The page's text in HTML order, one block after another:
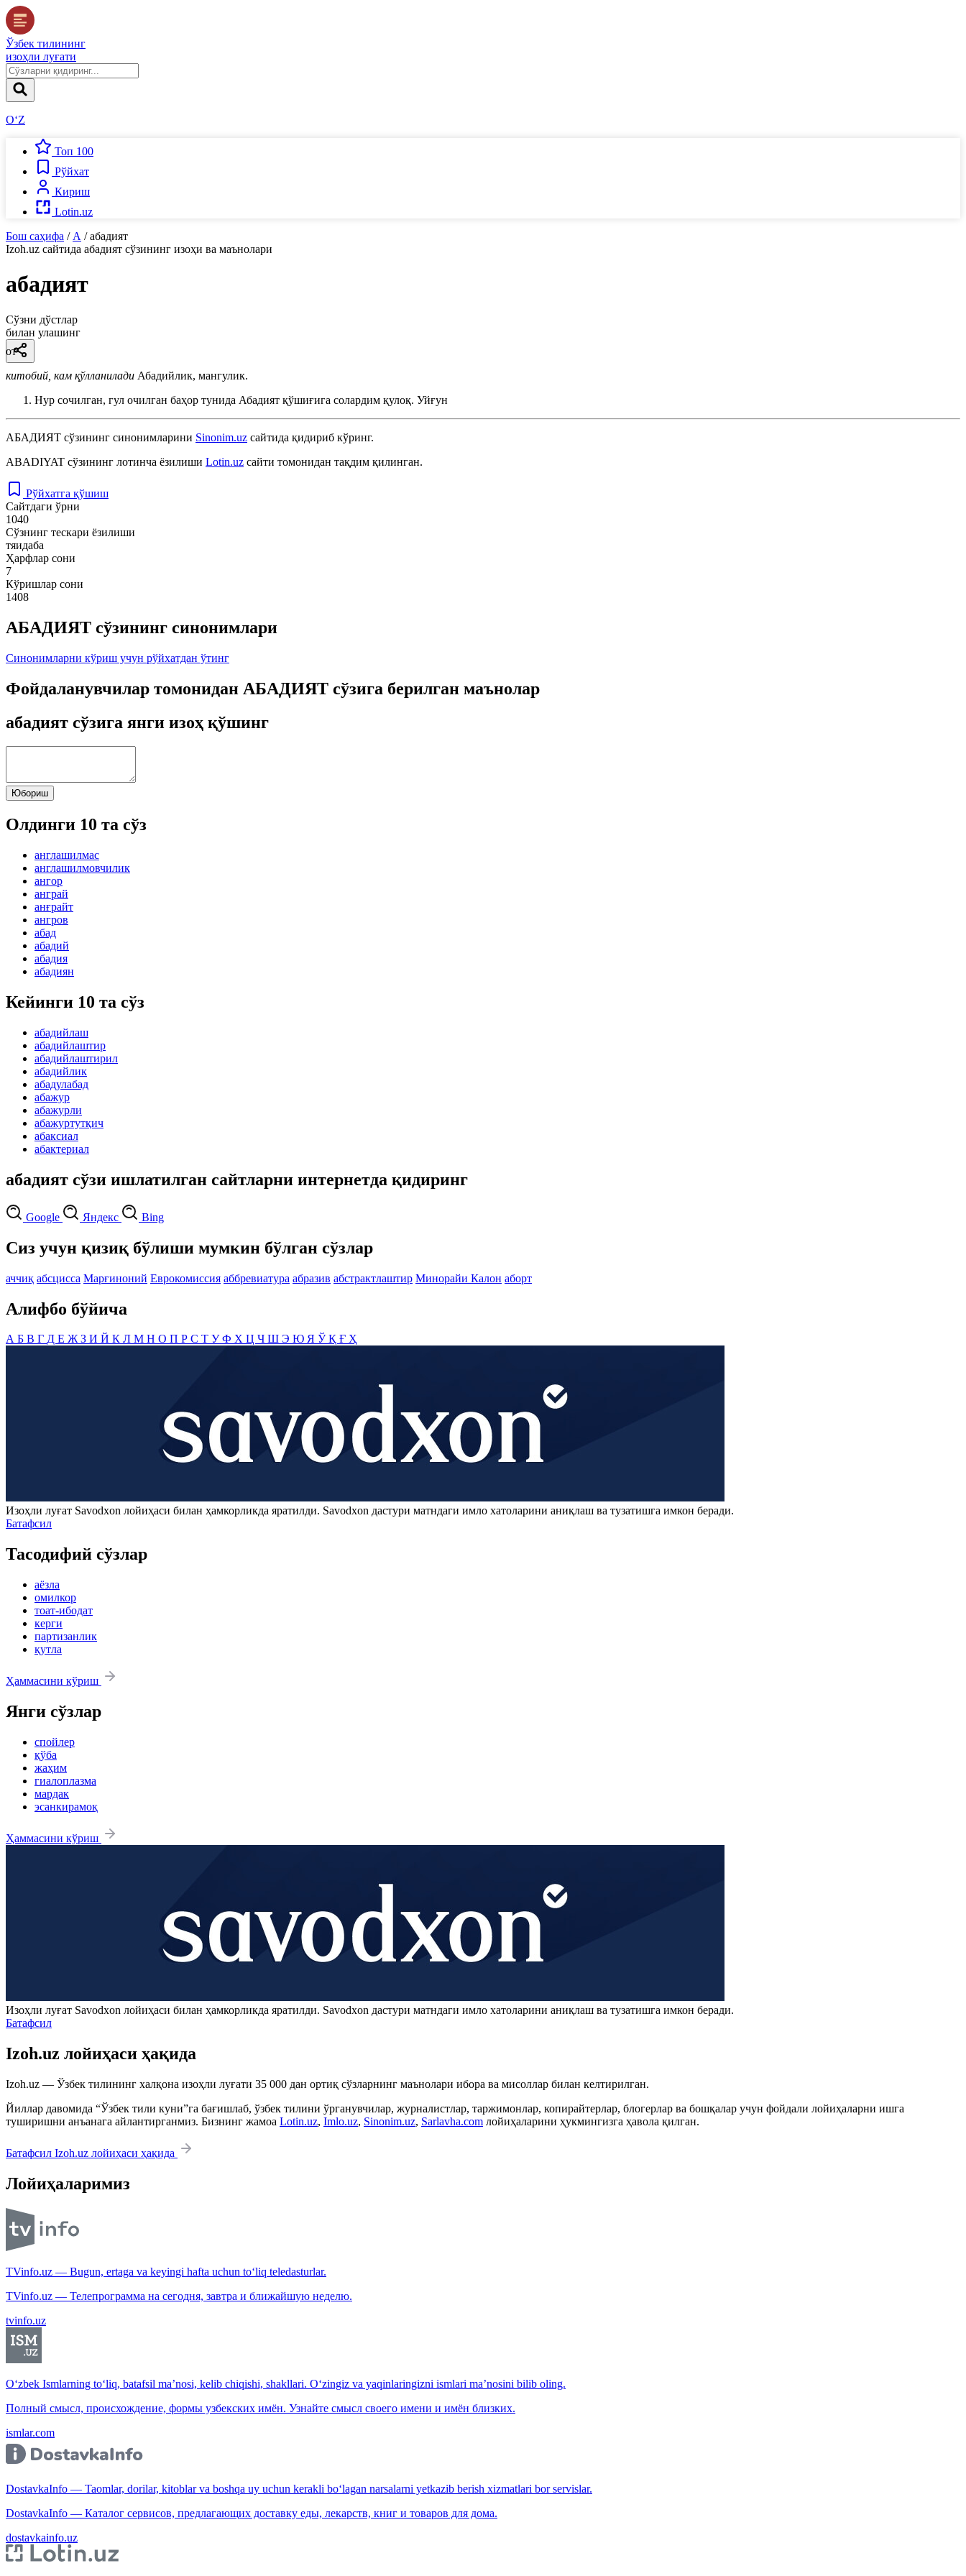
Ўзбек тилининг
изоҳли луғати
O‘Z
Топ 100
Рўйхат
Кириш
Lotin.uz
Бош саҳифа / А / абадият
Izoh.uz сайтида абадият сўзининг изоҳи ва маънолари
абадият
Сўзни дўстлар
билан улашинг
от
китобий, кам қўлланилади Абадийлик, мангулик.
Нур сочилган, гул очилган баҳор тунида Абадият қўшиғига солардим қулоқ. Уйғун
АБАДИЯТ сўзининг синонимларини Sinonim.uz сайтида қидириб кўринг.
ABADIYAT сўзининг лотинча ёзилиши Lotin.uz сайти томонидан тақдим қилинган.
Рўйхатга қўшиш
Сайтдаги ўрни
1040
Сўзнинг тескари ёзилиши
тяидаба
Ҳарфлар сони
7
Кўришлар сони
1408
АБАДИЯТ сўзининг синонимлари
Синонимларни кўриш учун рўйхатдан ўтинг
Фойдаланувчилар томонидан АБАДИЯТ сўзига берилган маънолар
абадият сўзига янги изоҳ қўшинг
Юбориш
Олдинги 10 та сўз
англашилмас
англашилмовчилик
ангор
анграй
анғрайт
ангров
абад
абадий
абадия
абадиян
Кейинги 10 та сўз
абадийлаш
абадийлаштир
абадийлаштирил
абадийлик
абадулабад
абажур
абажурли
абажуртутқич
абаксиал
абактериал
абадият сўзи ишлатилган сайтларни интернетда қидиринг
Google Яндекс Bing
Сиз учун қизиқ бўлиши мумкин бўлган сўзлар
аччиқ абсцисса Марғиноний Еврокомиссия аббревиатура абразив абстрактлаштир Минорайи Калон аборт
Алифбо бўйича
А Б В Г Д Е ЖЗ И Й К Л М Н О П Р С Т УФ Х Ц Ч Ш Э Ю Я ЎҚ Ғ Ҳ
Изоҳли луғат Savodxon лойиҳаси билан ҳамкорликда яратилди. Savodxon дастури матндаги имло хатоларини аниқлаш ва тузатишга имкон беради.
Батафсил
Тасодифий сўзлар
аёзла
омилкор
тоат-ибодат
керги
партизанлик
қутла
Ҳаммасини кўриш
Янги сўзлар
спойлер
қўба
жаҳим
гиалоплазма
мардак
эсанкирамоқ
Ҳаммасини кўриш
Изоҳли луғат Savodxon лойиҳаси билан ҳамкорликда яратилди. Savodxon дастури матндаги имло хатоларини аниқлаш ва тузатишга имкон беради.
Батафсил
Izoh.uz лойиҳаси ҳақида
Izoh.uz — Ўзбек тилининг халқона изоҳли луғати 35 000 дан ортиқ сўзларнинг маънолари ибора ва мисоллар билан келтирилган.
Йиллар давомида “Ўзбек тили куни”га бағишлаб, ўзбек тилини ўрганувчилар, журналистлар, таржимонлар, копирайтерлар, блогерлар ва бошқалар учун фойдали лойиҳаларни ишга
туширишни анъанага айлантирганмиз. Бизнинг жамоа Lotin.uz, Imlo.uz, Sinonim.uz, Sarlavha.com лойиҳаларини ҳукмингизга ҳавола қилган.
Батафсил Izoh.uz лойиҳаси ҳақида
Лойиҳаларимиз
TVinfo.uz — Bugun, ertaga va keyingi hafta uchun to‘liq teledasturlar.
TVinfo.uz — Телепрограмма на сегодня, завтра и ближайшую неделю.
tvinfo.uz
O‘zbek Ismlarning to‘liq, batafsil ma’nosi, kelib chiqishi, shakllari. O‘zingiz va yaqinlaringizni ismlari ma’nosini bilib oling.
Полный смысл, происхождение, формы узбекских имён. Узнайте смысл своего имени и имён близких.
ismlar.com
DostavkaInfo — Taomlar, dorilar, kitoblar va boshqa uy uchun kerakli bo‘lagan narsalarni yetkazib berish xizmatlari bor servislar.
DostavkaInfo — Каталог сервисов, предлагающих доставку еды, лекарств, книг и товаров для дома.
dostavkainfo.uz